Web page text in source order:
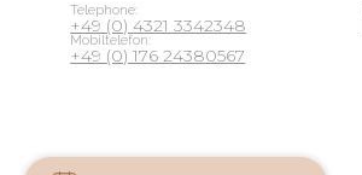
Telephone:
+49 (0) 4321 3342348
Mobiltelefon:
+49 (0) 176 24380567